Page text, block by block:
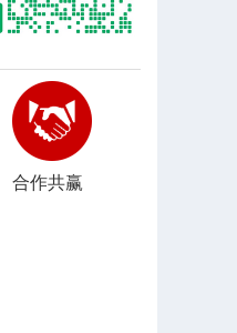
合作共赢